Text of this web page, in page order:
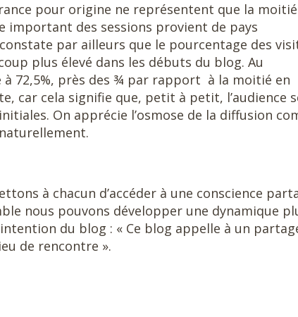
pour origine ne représentent que la
important des sessions provient de pays
par ailleurs que le pourcentage des
plus élevé dans les débuts du blog. Au
à 72,5%, près des ¾ par rapport à la moitié en
car cela signifie que, petit à petit, l’audience
On apprécie l’osmose de la diffusion
à chacun d’accéder à une conscience
nous pouvons développer une dynamique
du blog : « Ce blog appelle à un
de rencontre ».